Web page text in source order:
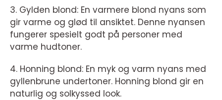
3. Gylden blond: En varmere blond nyans som
gir varme og glød til ansiktet. Denne nyansen
fungerer spesielt godt på personer med
varme hudtoner.
4. Honning blond: En myk og varm nyans med
gyllenbrune undertoner. Honning blond gir en
naturlig og solkyssed look.